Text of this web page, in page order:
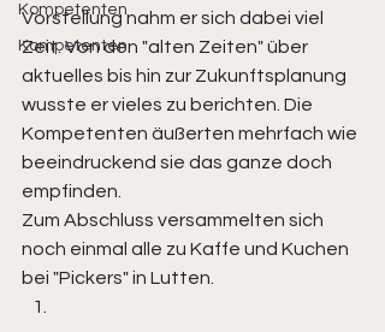
Kompetenten
Kompetenten
Vorstellung nahm er sich dabei viel
Zeit. Von den "alten Zeiten" über
aktuelles bis hin zur Zukunftsplanung
wusste er vieles zu berichten. Die
Kompetenten äußerten mehrfach wie
beeindruckend sie das ganze doch
empfinden.
Zum Abschluss versammelten sich
noch einmal alle zu Kaffe und Kuchen
bei "Pickers" in Lutten.